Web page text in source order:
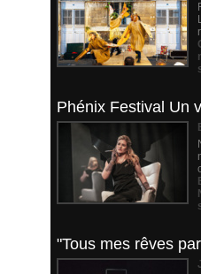
Phénix Festival Un
"Tous mes rêves